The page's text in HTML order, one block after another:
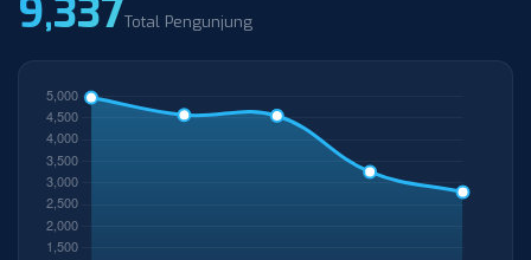
9,337Total Pengunjung